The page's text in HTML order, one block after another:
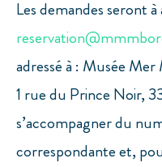
Les demandes seront à
adressé à : Musée
1 rue du Prince Noir,
s’accompagner du
correspondante et,